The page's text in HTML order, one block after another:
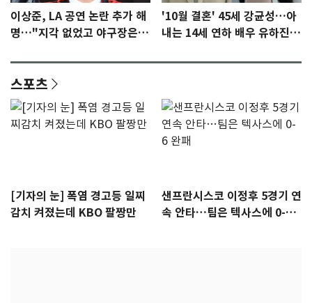
이상준, LA 공연 논란 추가 해
명…"지각 없었고 야구장은
'10월 결혼' 45세 강균성…아
내는 14세 연하 배우 유하진
스포츠
[기자의 눈] 폭염 경고등 일찌
감치 켜졌는데 KBO 팔짱만
샌프란시스코 이정후 5경기 연
속 안타…팀은 텍사스에 0-6